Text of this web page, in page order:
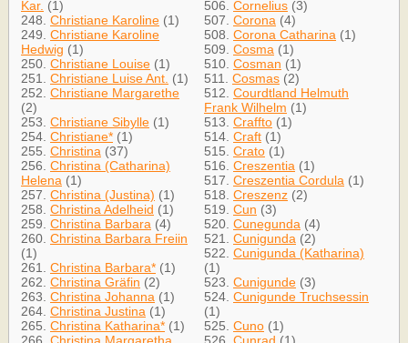
Kar. (1)
248. Christiane Karoline (1)
249. Christiane Karoline
Hedwig (1)
250. Christiane Louise (1)
251. Christiane Luise Ant. (1)
252. Christiane Margarethe
(2)
253. Christiane Sibylle (1)
254. Christiane* (1)
255. Christina (37)
256. Christina (Catharina)
Helena (1)
257. Christina (Justina) (1)
258. Christina Adelheid (1)
259. Christina Barbara (4)
260. Christina Barbara Freiin
(1)
261. Christina Barbara* (1)
262. Christina Gräfin (2)
263. Christina Johanna (1)
264. Christina Justina (1)
265. Christina Katharina* (1)
506. Cornelius (3)
507. Corona (4)
508. Corona Catharina (1)
509. Cosma (1)
510. Cosman (1)
511. Cosmas (2)
512. Courdtland Helmuth
Frank Wilhelm (1)
513. Craffto (1)
514. Craft (1)
515. Crato (1)
516. Creszentia (1)
517. Creszentia Cordula (1)
518. Creszenz (2)
519. Cun (3)
520. Cunegunda (4)
521. Cunigunda (2)
522. Cunigunda (Katharina)
(1)
523. Cunigunde (3)
524. Cunigunde Truchsessin
(1)
525. Cuno (1)